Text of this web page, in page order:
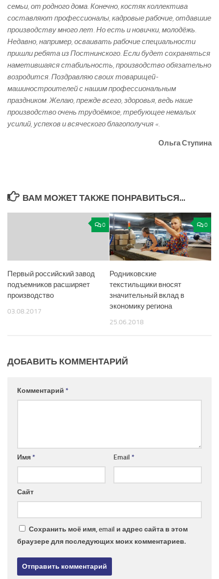
семьи, от родного дома. Конечно, костяк коллектива
составляют профессионалы, кадровые рабочие, отдавшие
производству много лет. Но есть и новички, молодёжь.
Недавно, например, осваивать рабочие специальности
пришли ребята из Постнинского. Если будет сохраняться
наметившаяся стабильность, производство обязательно
возродится. Поздравляю своих товарищей-
машиностроителей с нашим профессиональным
праздником. Желаю, прежде всего, здоровья, ведь наше
производство очень трудоёмкое, требующее немалых
усилий, успехов и всяческого благополучия «.
Ольга Ступина
ВАМ МОЖЕТ ТАКЖЕ ПОНРАВИТЬСЯ...
0
Первый российский завод
подъемников расширяет
производство
03.08.2017
0
Родниковские
текстильщики вносят
значительный вклад в
экономику региона
25.06.2018
ДОБАВИТЬ КОММЕНТАРИЙ
Комментарий *
Имя* Email *
Сайт
Сохранить моё имя, email и адрес сайта в этом
браузере для последующих моих комментариев.